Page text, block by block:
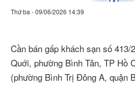
Thứ ba - 09/06/2026 14:39
Cần bán gấp khách sạn số 413/
Quới, phường Bình Tân, TP Hồ
(phường Bình Trị Đông A, quận